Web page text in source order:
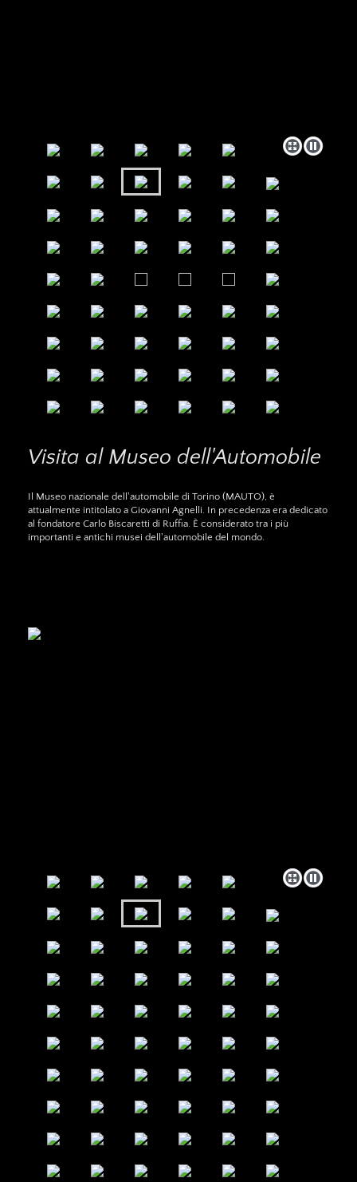
Visita al Museo dell'Automobile
Il Museo nazionale dell'automobile di Torino (MAUTO), è
attualmente intitolato a Giovanni Agnelli. In precedenza era dedicato
al fondatore Carlo Biscaretti di Ruffia. È considerato tra i più
importanti e antichi musei dell'automobile del mondo.